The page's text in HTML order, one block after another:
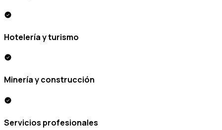
Hotelería y turismo
Minería y construcción
Servicios profesionales